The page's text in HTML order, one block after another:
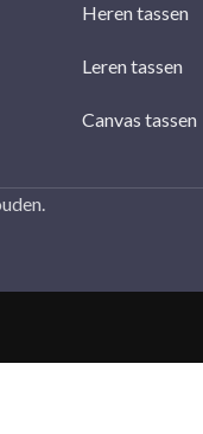
Heren tassen
Leren tassen
Canvas tassen